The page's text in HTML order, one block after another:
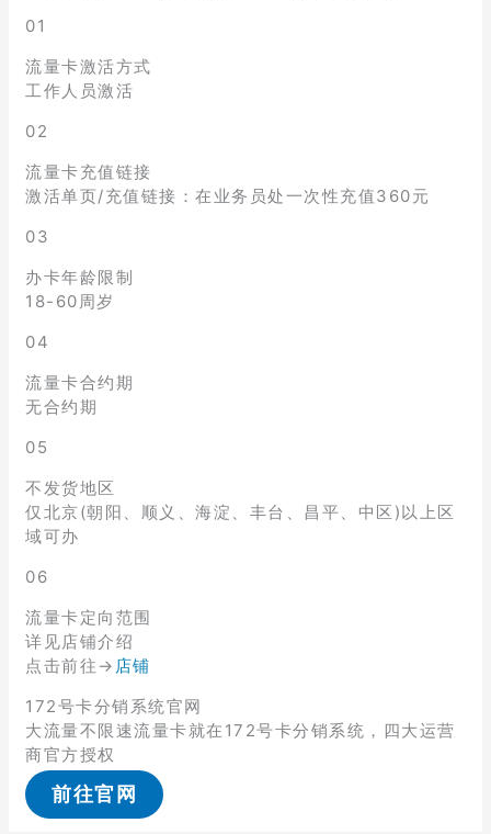
01
流量卡激活方式
工作人员激活
02
流量卡充值链接
激活单页/充值链接：在业务员处一次性充值360元
03
办卡年龄限制
18-60周岁
04
流量卡合约期
无合约期
05
不发货地区
仅北京(朝阳、顺义、海淀、丰台、昌平、中区)以上区
域可办
06
流量卡定向范围
详见店铺介绍
点击前往→ 店铺
172号卡分销系统官网
大流量不限速流量卡就在172号卡分销系统，四大运营
商官方授权
前往官网